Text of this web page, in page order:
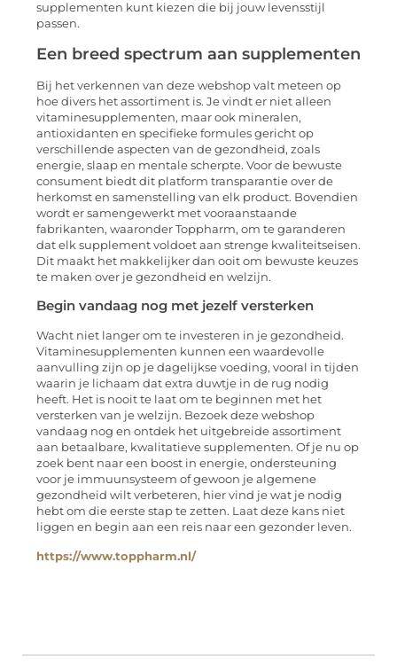
supplementen kunt kiezen die bij jouw levensstijl
passen.
Een breed spectrum aan supplementen
Bij het verkennen van deze webshop valt meteen op
hoe divers het assortiment is. Je vindt er niet alleen
vitaminesupplementen, maar ook mineralen,
antioxidanten en specifieke formules gericht op
verschillende aspecten van de gezondheid, zoals
energie, slaap en mentale scherpte. Voor de bewuste
consument biedt dit platform transparantie over de
herkomst en samenstelling van elk product. Bovendien
wordt er samengewerkt met vooraanstaande
fabrikanten, waaronder Toppharm, om te garanderen
dat elk supplement voldoet aan strenge kwaliteitseisen.
Dit maakt het makkelijker dan ooit om bewuste keuzes
te maken over je gezondheid en welzijn.
Begin vandaag nog met jezelf versterken
Wacht niet langer om te investeren in je gezondheid.
Vitaminesupplementen kunnen een waardevolle
aanvulling zijn op je dagelijkse voeding, vooral in tijden
waarin je lichaam dat extra duwtje in de rug nodig
heeft. Het is nooit te laat om te beginnen met het
versterken van je welzijn. Bezoek deze webshop
vandaag nog en ontdek het uitgebreide assortiment
aan betaalbare, kwalitatieve supplementen. Of je nu op
zoek bent naar een boost in energie, ondersteuning
voor je immuunsysteem of gewoon je algemene
gezondheid wilt verbeteren, hier vind je wat je nodig
hebt om die eerste stap te zetten. Laat deze kans niet
liggen en begin aan een reis naar een gezonder leven.
https://www.toppharm.nl/